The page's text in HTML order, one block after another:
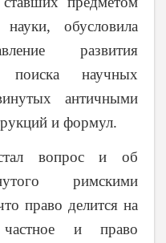
обусловила
развития
научных
античными
и формул.
вопрос и об
римскими
право делится на
и право